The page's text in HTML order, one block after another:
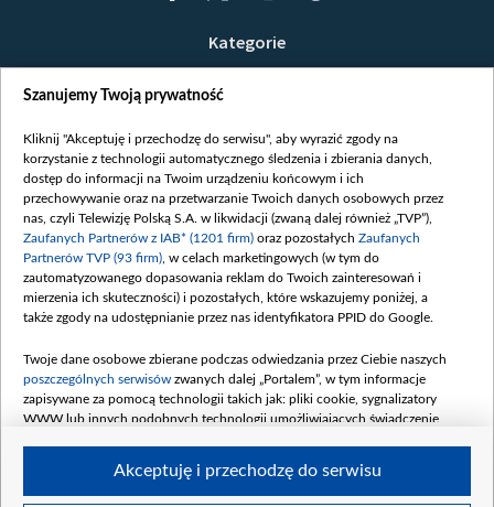
Kategorie
Opinie
Białoruś / Polska
Czytelnia
Centrum Europy
O nas
Kontakt
Informacje o nadawcy
Serwisy partnerskie
belsat.eu
slava.tv
tvpworld.com
vot-tak.tv
Szanujemy Twoją prywatność
Kliknij "Akceptuję i przechodzę do serwisu", aby wyrazić zgody na
korzystanie z technologii automatycznego śledzenia i zbierania danych,
dostęp do informacji na Twoim urządzeniu końcowym i ich
przechowywanie oraz na przetwarzanie Twoich danych osobowych przez
nas, czyli Telewizję Polską S.A. w likwidacji (zwaną dalej również „TVP”),
Zaufanych Partnerów z IAB* (1201 firm) oraz pozostałych Zaufanych
Partnerów TVP (93 firm) , w celach marketingowych (w tym do
zautomatyzowanego dopasowania reklam do Twoich zainteresowań i
mierzenia ich skuteczności) i pozostałych, które wskazujemy poniżej, a
także zgody na udostępnianie przez nas identyfikatora PPID do Google.
Twoje dane osobowe zbierane podczas odwiedzania przez Ciebie naszych
poszczególnych serwisów zwanych dalej „Portalem”, w tym informacje
zapisywane za pomocą technologii takich jak: pliki cookie, sygnalizatory
WWW lub innych podobnych technologii umożliwiających świadczenie
Akceptuję i przechodzę do serwisu